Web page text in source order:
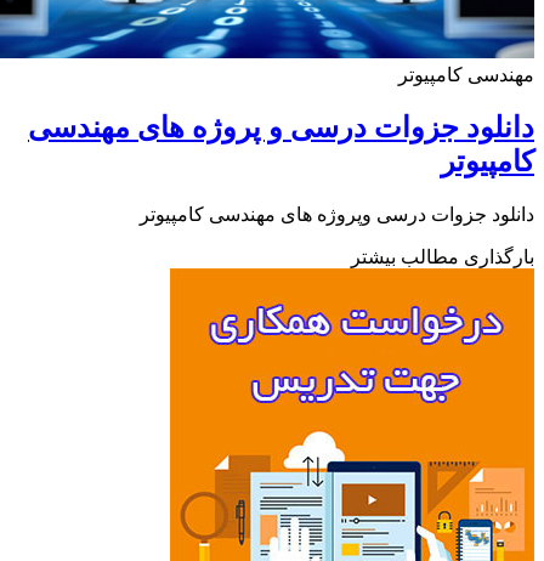
کامپیوتر
جزوات درسی و پروژه های مهندسی
جزوات درسی وپروژه های مهندسی کامپیوتر
مطالب بیشتر